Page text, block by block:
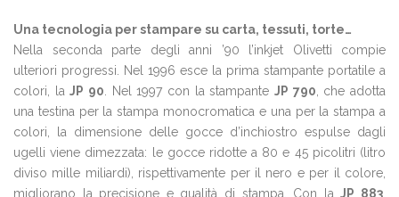
Una tecnologia per stampare su carta, tessuti, torte…
Nella seconda parte degli anni ’90 l’inkjet Olivetti compie
ulteriori progressi. Nel 1996 esce la prima stampante portatile a
colori, laJP 90 . Nel 1997 con la stampanteJP 790 , che adotta
una testina per la stampa monocromatica e una per la stampa a
colori, la dimensione delle gocce d’inchiostro espulse dagli
ugelli viene dimezzata: le gocce ridotte a 80 e 45 picolitri (litro
diviso mille miliardi), rispettivamente per il nero e per il colore,
migliorano la precisione e qualità di stampa. Con laJP 883